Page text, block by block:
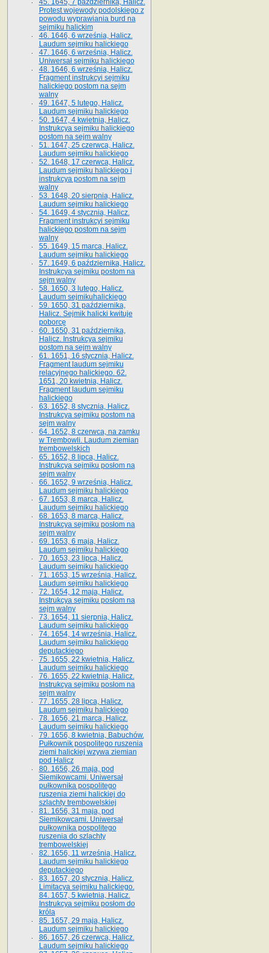
45. 1645, 7 października, Halicz.
Protest wojewody podolskiego z
powodu wyprawiania burd na
sejmiku halickim
46. 1646, 6 września, Halicz.
Laudum sejmiku halickiego
47. 1646, 6 września, Halicz.
Uniwersał sejmiku halickiego
48. 1646, 6 września, Halicz.
Fragment instrukcyi sejmiku
halickiego postom na sejm
walny
49. 1647, 5 lutego, Halicz.
Laudum sejmiku halickiego
50. 1647, 4 kwietnia, Halicz.
Instrukcya sejmiku halickiego
postom na sejm walny
51. 1647, 25 czerwca, Halicz.
Laudum sejmiku halickiego
52. 1648, 17 czerwca, Halicz.
Laudum sejmiku halickiego i
instrukcya postom na sejm
walny
53. 1648, 20 sierpnia, Halicz.
Laudum sejmiku halickiego
54. 1649, 4 stycznia, Halicz.
Fragment instrukcyi sejmiku
halickiego postom na sejm
walny
55. 1649, 15 marca, Halicz.
Laudum sejmiku halickiego
57. 1649, 6 października, Halicz.
Instrukcya sejmiku postom na
sejm walny
58. 1650, 3 lutego, Halicz.
Laudum sejmikuhalickiego
59. 1650, 31 października,
Halicz. Sejmik halicki kwituje
poborcę
60. 1650, 31 października,
Halicz. Instrukcya sejmiku
postom na sejm walny
61. 1651, 16 stycznia, Halicz.
Fragment laudum sejmiku
relacyjnego halickiego. 62.
1651, 20 kwietnia, Halicz.
Fragment laudum sejmiku
halickiego
63. 1652, 8 stycznia, Halicz.
Instrukcya sejmiku postom na
sejm walny
64. 1652, 8 czerwca, na zamku
w Trembowli. Laudum ziemian
trembowelskich
65. 1652, 8 lipca, Halicz.
Instrukcya sejmiku posłom na
sejm walny
66. 1652, 9 września, Halicz.
Laudum sejmiku halickiego
67. 1653, 8 marca, Halicz.
Laudum sejmiku halickiego
68. 1653, 8 marca, Halicz.
Instrukcya sejmiku posłom na
sejm walny
69. 1653, 6 maja, Halicz.
Laudum sejmiku halickiego
70. 1653, 23 lipca, Halicz.
Laudum sejmiku halickiego
71. 1653, 15 września, Halicz.
Laudum sejmiku halickiego
72. 1654, 12 maja, Halicz.
Instrukcya sejmiku posłom na
sejm walny
73. 1654, 11 sierpnia, Halicz.
Laudum sejmiku halickiego
74. 1654, 14 września, Halicz.
Laudum sejmiku halickiego
deputackiego
75. 1655, 22 kwietnia, Halicz.
Laudum sejmiku halickiego
76. 1655, 22 kwietnia, Halicz.
Instrukcya sejmiku posłom na
sejm walny
77. 1655, 28 lipca, Halicz.
Laudum sejmiku halickiego
78. 1656, 21 marca, Halicz.
Laudum sejmiku halickiego
79. 1656, 8 kwietnia, Babuchów.
Pułkownik pospolitego ruszenia
ziemi halickiej wzywa ziemian
pod Halicz
80. 1656, 26 maja, pod
Siemikowcami. Uniwersał
pułkownika pospolitego
ruszenia ziemi halickiej do
szlachty trembowelskiej
81. 1656, 31 maja, pod
Siemikowcami. Uniwersał
pułkownika pospolitego
ruszenia do szlachty
trembowelskiej
82. 1656, 11 września, Halicz.
Laudum sejmiku halickiego
deputackiego
83. 1657, 20 stycznia, Halicz.
Limitacya sejmiku halickiego.
84. 1657, 5 kwietnia, Halicz.
Instrukcya sejmiku posłom do
króla
85. 1657, 29 maja, Halicz.
Laudum sejmiku halickiego
86. 1657, 26 czerwca, Halicz.
Laudum sejmiku halickiego